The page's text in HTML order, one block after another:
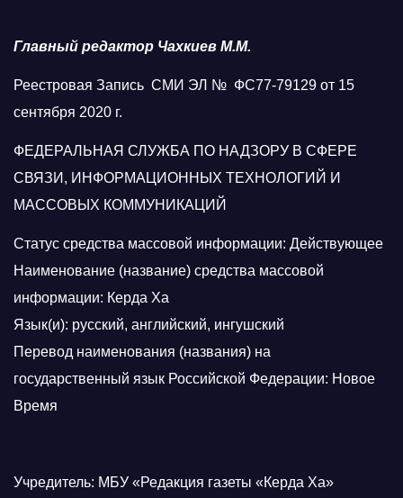
Главный редактор Чахкиев М.М.
Реестровая Запись СМИ ЭЛ № ФС77-79129 от 15
сентября 2020 г.
ФЕДЕРАЛЬНАЯ СЛУЖБА ПО НАДЗОРУ В СФЕРЕ
СВЯЗИ, ИНФОРМАЦИОННЫХ ТЕХНОЛОГИЙ И
МАССОВЫХ КОММУНИКАЦИЙ
Статус средства массовой информации: Действующее
Наименование (название) средства массовой
информации: Керда Ха
Язык(и): русский, английский, ингушский
Перевод наименования (названия) на
государственный язык Российской Федерации: Новое
Время
Учредитель: МБУ «Редакция газеты «Керда Ха»